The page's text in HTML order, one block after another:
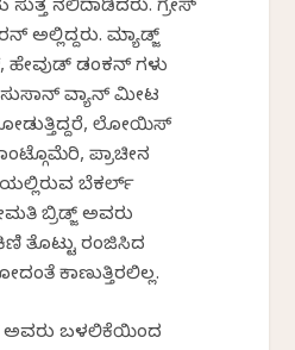
ನಲಿದಾಡಿದರು. ಗ್ರೇಸ್
ಅಲ್ಲಿದ್ದರು. ಮ್ಯಾಡ್ಜ್
ಡಂಕನ್ ಗಳು
ವ್ಯಾನ್ ಮೀಟರ್
ಲೋಯಿಸ್
ಪ್ರಾಚೀನ
ಬೆಕರ್ಲ್
ಬ್ರಿಡ್ಜ್ ಅವರು
ತೊಟ್ಟು ರಂಜಿಸಿದ
ಕಾಣುತ್ತಿರಲಿಲ್ಲ.
ಬಳಲಿಕೆಯಿಂದ